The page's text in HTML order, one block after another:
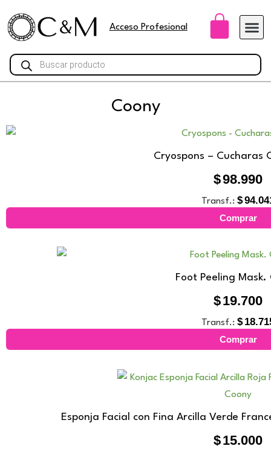
contenido
Acceso Profesional
Búsqueda
de
productos
Coony
Cryospons – Cucharas
$98.990
Transf.: $
Comprar
Foot Peeling Mask.
$19.700
Transf.: $
Comprar
Esponja Facial con Fina Arcilla Verde
$15.000